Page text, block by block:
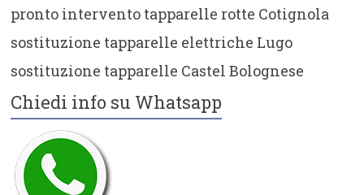
pronto intervento tapparelle rotte Cotignola
sostituzione tapparelle elettriche Lugo
sostituzione tapparelle Castel Bolognese
Chiedi info su Whatsapp